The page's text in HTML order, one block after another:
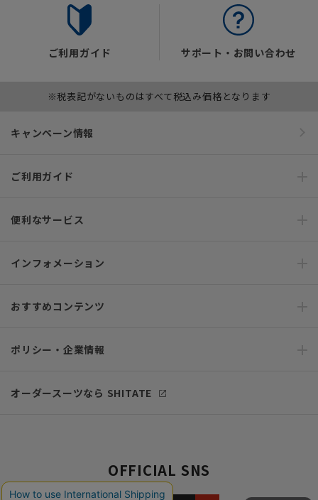
ご利用ガイド サポート・お問い合わせ
※税表記がないものはすべて税込み価格となります
キャンペーン情報
ご利用ガイド
便利なサービス
インフォメーション
おすすめコンテンツ
ポリシー・企業情報
オーダースーツなら SHITATE
OFFICIAL SNS